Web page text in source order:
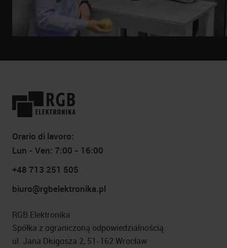
Orario di lavoro:
Lun - Ven: 7:00 - 16:00
+48 713 251 505
biuro@rgbelektronika.pl
RGB Elektronika
Spółka z ograniczoną odpowiedzialnością
ul. Jana Długosza 2, 51-162 Wrocław